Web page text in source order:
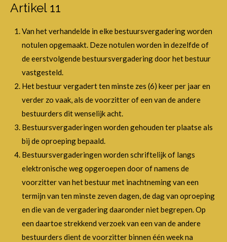
Artikel 11
Van het verhandelde in elke bestuursvergadering worden
notulen opgemaakt. Deze notulen worden in dezelfde of
de eerstvolgende bestuursvergadering door het bestuur
vastgesteld.
Het bestuur vergadert ten minste zes (6) keer per jaar en
verder zo vaak, als de voorzitter of een van de andere
bestuurders dit wenselijk acht.
Bestuursvergaderingen worden gehouden ter plaatse als
bij de oproeping bepaald.
Bestuursvergaderingen worden schriftelijk of langs
elektronische weg opgeroepen door of namens de
voorzitter van het bestuur met inachtneming van een
termijn van ten minste zeven dagen, de dag van oproeping
en die van de vergadering daaronder niet begrepen. Op
een daartoe strekkend verzoek van een van de andere
bestuurders dient de voorzitter binnen één week na